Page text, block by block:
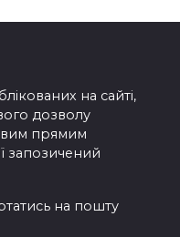
на сайті,
дозволу
прямим
запозичений
на пошту